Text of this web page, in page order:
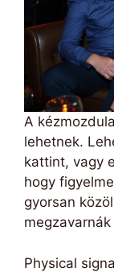
A
lehetnek.
kattint, vagy
hogy
gyorsan
Physical